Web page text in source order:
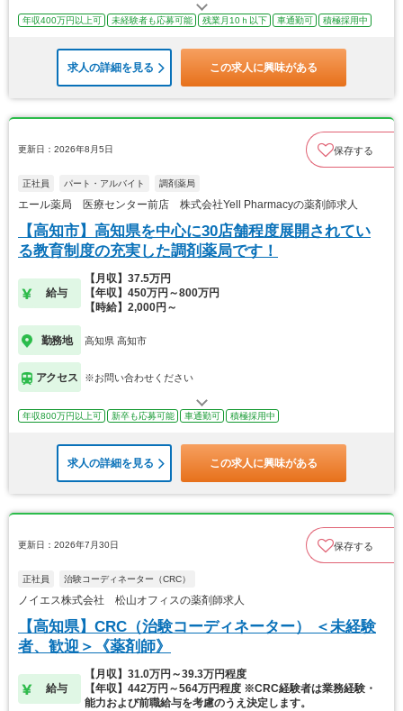
年収400万円以上可 未経験者も応募可能 残業月10ｈ以下 車通勤可 積極採用中
求人の詳細を見る この求人に興味がある
更新日：2026年8月5日 保存する
正社員 パート・アルバイト 調剤薬局
エール薬局 医療センター前店 株式会社Yell Pharmacyの薬剤師求人
【高知市】高知県を中心に30店舗程度展開されてい
る教育制度の充実した調剤薬局です！
給与
【月収】37.5万円
【年収】450万円～800万円
【時給】2,000円～
勤務地 高知県 高知市
アクセス ※お問い合わせください
年収800万円以上可 新卒も応募可能 車通勤可 積極採用中
求人の詳細を見る この求人に興味がある
更新日：2026年7月30日 保存する
正社員 治験コーディネーター（CRC）
ノイエス株式会社 松山オフィスの薬剤師求人
【高知県】CRC（治験コーディネーター） ＜未経験
者、歓迎＞《薬剤師》
給与
【月収】31.0万円～39.3万円程度
【年収】442万円～564万円程度 ※CRC経験者は業務経験・
能力および前職給与を考慮のうえ決定します。